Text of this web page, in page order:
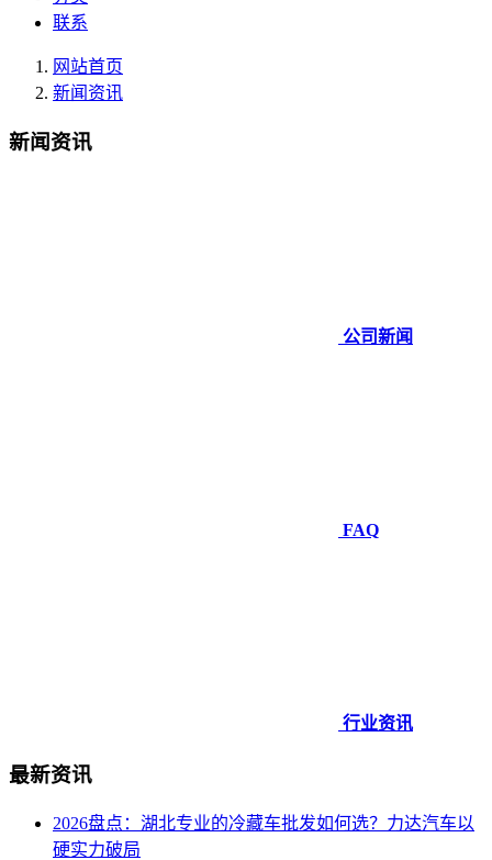
联系
网站首页
新闻资讯
新闻资讯
公司新闻
FAQ
行业资讯
最新资讯
2026盘点：湖北专业的冷藏车批发如何选？力达汽车以
硬实力破局